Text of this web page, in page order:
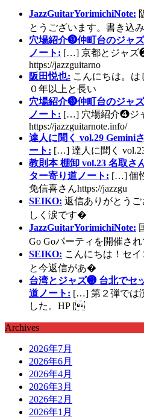
JazzGuitarYorimichiNote:
とうございます。書き込
穴場紹介❾仲町台のジャ
ノート: […] 京都とジャズ
https://jazzguitarno
阪田悦也: こんにちは。は
０年以上と長い
穴場紹介❾仲町台のジャ
ノート: […] 穴場紹介❹ジ
https://jazzguitarnote.info/
達人に聞く vol.29 Gemini
ート: […] 達人に聞く
教則本 棚卸 vol.23 名取さ
ター寄り道ノート: […] 個
免信喜さんhttps://jazzgu
SEIKO: 返信ありがとう
しく涙です�
JazzGuitarYorimichiNote:
Go Goパーティを開催さ
SEIKO: こんにちは！セ
と今返信があ�
台湾とジャズ❸ 台北でセ
道ノート: […] 第２弾では
した。HP [
Archives
2026年7月
2026年6月
2026年4月
2026年3月
2026年2月
2026年1月